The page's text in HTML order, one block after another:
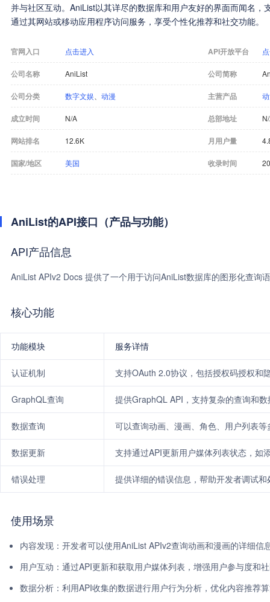
并与社区互动。AniList以其详尽的数据库和用户友好的界面而闻名，
通过其网站或移动应用程序访问服务，享受个性化推荐和社交功能。
官网入口 点击进入 API开放平台
公司名称 AniList 公司简称
公司分类 数字文娱 动漫 主营产品
成立时间 N/A 总部地址
网站排名 12.6K 月用户量
国家/地区 美国 收录时间
AniList的API接口（产品与功能）
API产品信息
AniList APIv2 Docs 提供了一个用于访问AniList数据库的图形化查询
核心功能
功能模块 服务详情
认证机制 支持OAuth 2.0协议，包括授权码授权和
GraphQL查询 提供GraphQL API，支持复杂的查询和
数据查询 可以查询动画、漫画、角色、用户列表
数据更新 支持通过API更新用户媒体列表状态，如
错误处理 提供详细的错误信息，帮助开发者调试
使用场景
内容发现：开发者可以使用AniList APIv2查询动画和漫画的详细信
用户互动：通过API更新和获取用户媒体列表，增强用户参与度和
数据分析：利用API收集的数据进行用户行为分析，优化内容推荐